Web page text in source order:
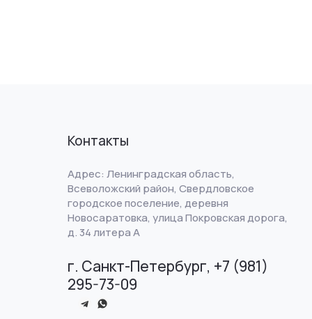
Контакты
Адрес: Ленинградская область,
Всеволожский район, Свердловское
городское поселение, деревня
Новосаратовка, улица Покровская дорога,
д. 34 литера А
г. Санкт-Петербург, +7 (981)
295-73-09